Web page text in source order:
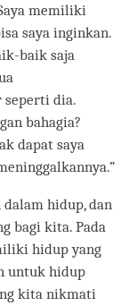
memiliki
saya inginkan.
baik saja
seperti dia.
bahagia?
dapat saya
hidup, dan
bagi kita. Pada
hidup yang
untuk hidup
kita nikmati